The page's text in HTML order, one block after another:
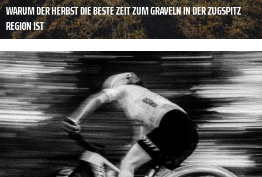
WARUM DER HERBST DIE BESTE ZEIT ZUM GRAVELN IN DER ZUGSPITZ
REGION IST